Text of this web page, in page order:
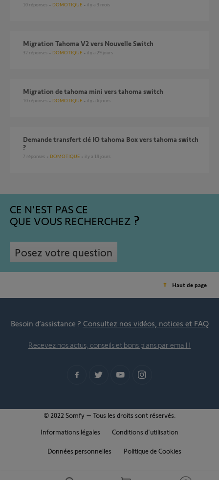
10 réponses DOMOTIQUE il y a 3 mois
Migration Tahoma V2 vers Nouvelle Switch
32 réponses DOMOTIQUE il y a 29 jours
Migration de tahoma mini vers tahoma switch
10 réponses DOMOTIQUE il y a 6 jours
Demande transfert clé IO tahoma Box vers tahoma switch
?
7 réponses DOMOTIQUE il y a 19 jours
CE N'EST PAS CE
QUE VOUS RECHERCHEZ
Posez votre question
Haut de page
Besoin d’assistance ? Consultez nos vidéos, notices et FAQ
Recevez nos actus, conseils et bons plans par email !
© 2022 Somfy – Tous les droits sont réservés.
Informations légales
Conditions d'utilisation
Données personnelles Politique de Cookies